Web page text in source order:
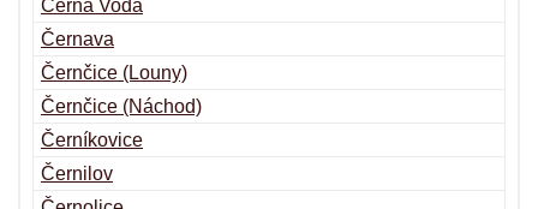
Černá Voda
Černava
Černčice (Louny)
Černčice (Náchod)
Černíkovice
Černilov